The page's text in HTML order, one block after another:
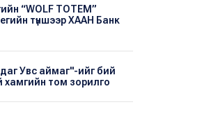
“WOLF TOTEM”
түншээр ХААН Банк
Увс аймаг"-ийг бий
хамгийн том зорилго